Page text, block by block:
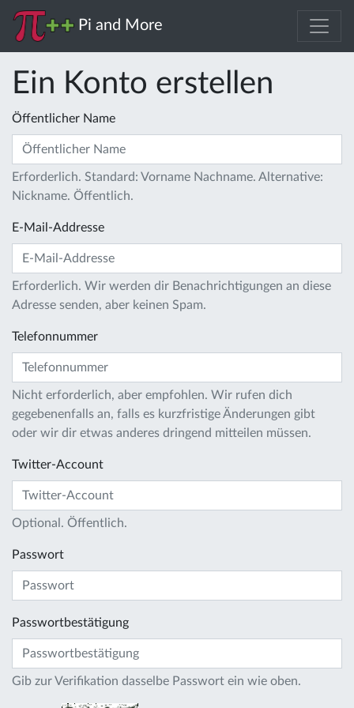
Pi and More
Ein Konto erstellen
Öffentlicher Name
Erforderlich. Standard: Vorname Nachname. Alternative:
Nickname. Öffentlich.
E-Mail-Addresse
Erforderlich. Wir werden dir Benachrichtigungen an diese
Adresse senden, aber keinen Spam.
Telefonnummer
Nicht erforderlich, aber empfohlen. Wir rufen dich
gegebenenfalls an, falls es kurzfristige Änderungen gibt
oder wir dir etwas anderes dringend mitteilen müssen.
Twitter-Account
Optional. Öffentlich.
Passwort
Passwortbestätigung
Gib zur Verifikation dasselbe Passwort ein wie oben.